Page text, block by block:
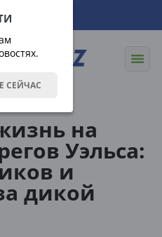
СЕЙЧАС
на
Уэльса:
и
дикой